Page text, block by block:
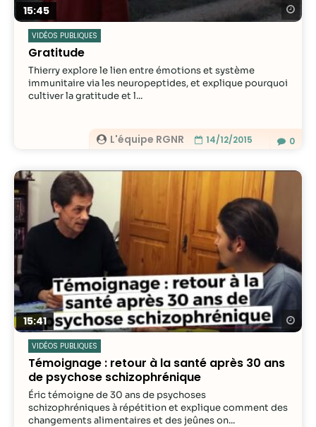
15:45
VIDÉOS PUBLIQUES
Gratitude
L'équipe RGNR 14/12/2015
Thierry explore le lien entre émotions et système
immunitaire via les neuropeptides, et explique pourquoi
cultiver la gratitude et l...
0
15:41
VIDÉOS PUBLIQUES
Témoignage : retour à la santé après 30 ans
de psychose schizophrénique
Éric témoigne de 30 ans de psychoses
schizophréniques à répétition et explique comment des
changements alimentaires et des jeûnes on...